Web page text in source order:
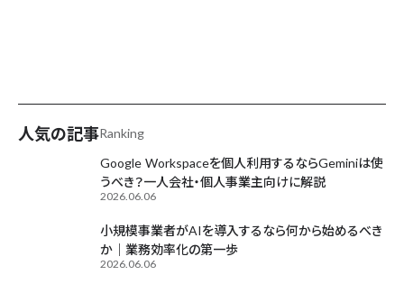
人気の記事Ranking
Google Workspaceを個人利用するならGeminiは使
うべき？一人会社・個人事業主向けに解説
2026.06.06
小規模事業者がAIを導入するなら何から始めるべき
か｜業務効率化の第一歩
2026.06.06